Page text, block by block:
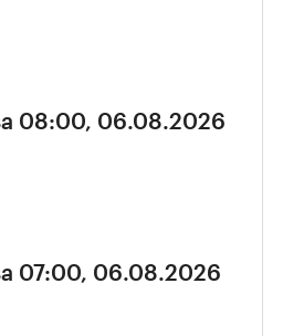
08:00, 06.08.2026
07:00, 06.08.2026